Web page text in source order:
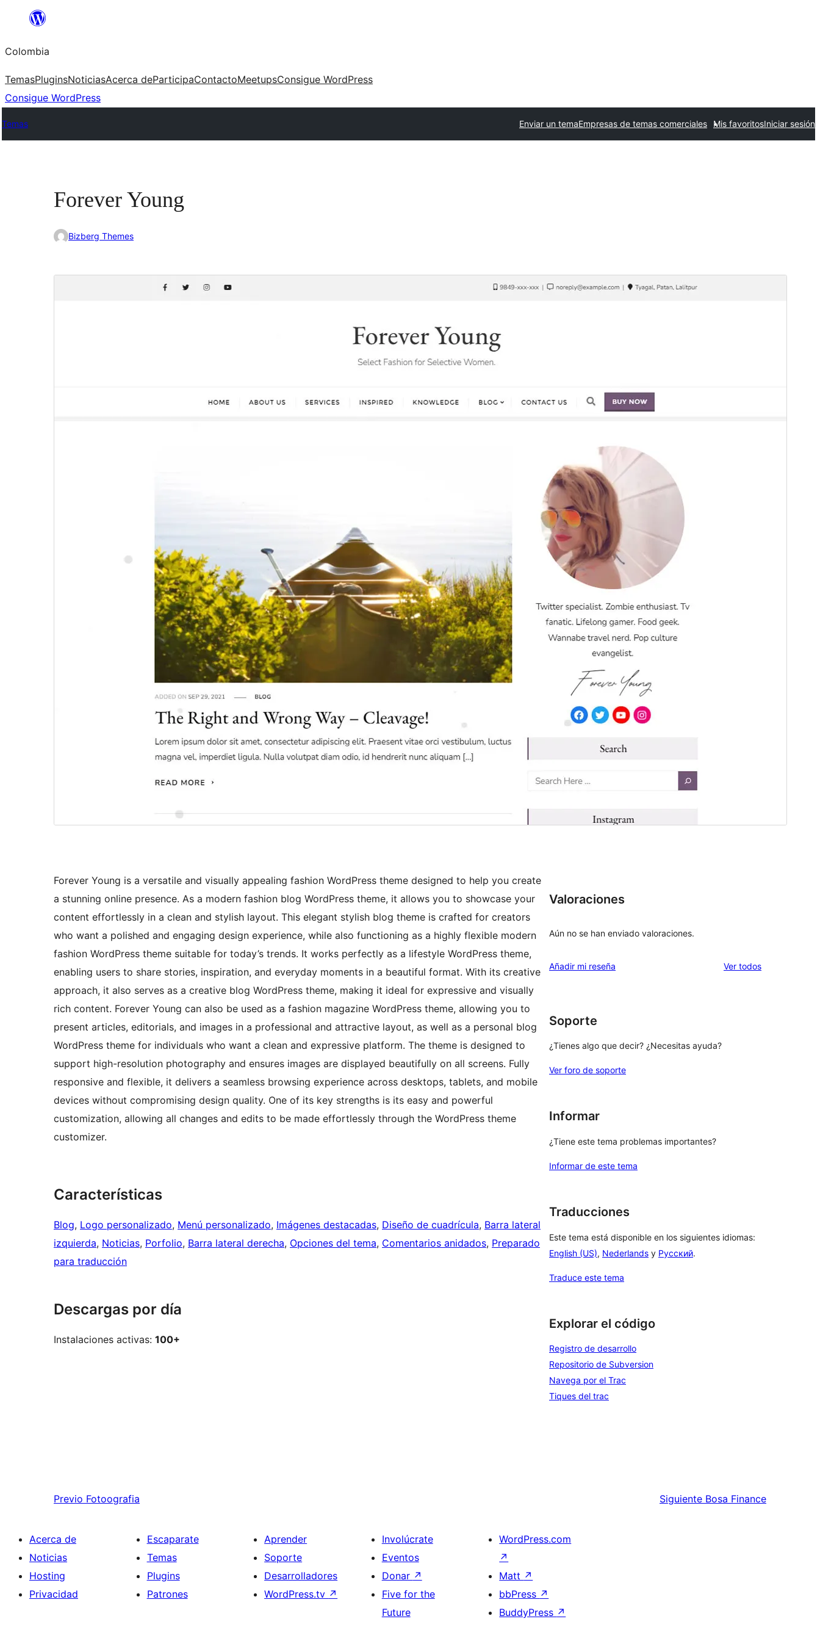
Saltar
contenido
Colombia
TemasPluginsNoticiasAcerca deParticipaContactoMeetupsConsigue WordPress
Consigue WordPress
Temas Enviar un temaEmpresas de temas comerciales Mis favoritosIniciar sesión
Forever Young
Bizberg Themes
Vista previaDescargar
Instalaciones activas
Versión de PHP
Forever Young is a versatile and visually appealing fashion WordPress theme designed to help you create
a stunning online presence. As a modern fashion blog WordPress theme, it allows you to showcase your
content effortlessly in a clean and stylish layout. This elegant stylish blog theme is crafted for creators
who want a polished and engaging design experience, while also functioning as a highly flexible modern
fashion WordPress theme suitable for today’s trends. It works perfectly as a lifestyle WordPress theme,
enabling users to share stories, inspiration, and everyday moments in a beautiful format. With its creative
approach, it also serves as a creative blog WordPress theme, making it ideal for expressive and visually
rich content. Forever Young can also be used as a fashion magazine WordPress theme, allowing you to
present articles, editorials, and images in a professional and attractive layout, as well as a personal blog
WordPress theme for individuals who want a clean and expressive platform. The theme is designed to
support high-resolution photography and ensures images are displayed beautifully on all screens. Fully
responsive and flexible, it delivers a seamless browsing experience across desktops, tablets, and mobile
devices without compromising design quality. One of its key strengths is its easy and powerful
customization, allowing all changes and edits to be made effortlessly through the WordPress theme
customizer.
Características
Blog, Logo personalizado, Menú personalizado, Imágenes destacadas, Diseño de cuadrícula, Barra lateral
izquierda, Noticias, Porfolio, Barra lateral derecha, Opciones del tema, Comentarios anidados, Preparado
para traducción
Descargas por día
Instalaciones activas: 100+
Valoraciones
Aún no se han enviado valoraciones.
Añadir mi reseña Ver todoslos
Soporte
¿Tienes algo que decir? ¿Necesitas ayuda?
Ver foro de soporte
Informar
¿Tiene este tema problemas importantes?
Informar de este tema
Traducciones
Este tema está disponible en los siguientes idiomas:
English (US), Nederlands y Русский.
Traduce este tema
Explorar el código
Registro de desarrollo
Repositorio de Subversion
Navega por el Trac
Tiques del trac
Previo Fotoografia Siguiente Bosa Finance
Acerca de
Noticias
Hosting
Privacidad
Escaparate
Temas
Plugins
Patrones
Aprender
Soporte
Desarrolladores
WordPress.tv ↗
Involúcrate
Eventos
Donar ↗
Five for the
Future
WordPress.com
↗
Matt ↗
bbPress ↗
BuddyPress ↗